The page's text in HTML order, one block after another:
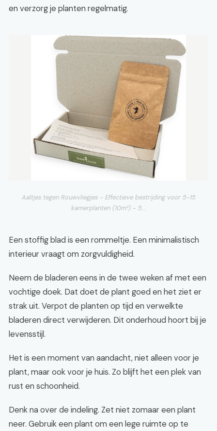
en verzorg je planten regelmatig.
Aaltjes tegen Rouwvliegjes - Effectieve bestrijding voor 5-15
kamerplanten (10m²) - 5...
Een stoffig blad is een rommeltje. Een minimalistisch
interieur vraagt om zorgvuldigheid.
Neem de bladeren eens in de twee weken af met een
vochtige doek. Dat doet de plant goed en het ziet er
strak uit. Verpot de planten op tijd en verwelkte
bladeren direct verwijderen. Dit onderhoud hoort bij je
levensstijl.
Het is een moment van aandacht, niet alleen voor je
plant, maar ook voor je huis. Zo blijft het een plek van
rust en schoonheid.
Denk na over de indeling. Zet niet zomaar een plant
neer. Gebruik een plant om een lege ruimte op te